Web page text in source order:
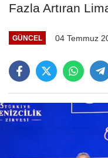
Fazla Artıran
GÜNCEL 04 Temmuz